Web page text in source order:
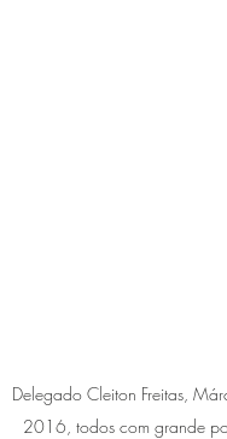
Delegado Cleiton Freitas,
2016, todos com grande